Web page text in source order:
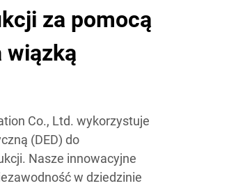
za pomocą
wiązką
Co., Ltd. wykorzystuje
(DED) do
Nasze innowacyjne
w dziedzinie